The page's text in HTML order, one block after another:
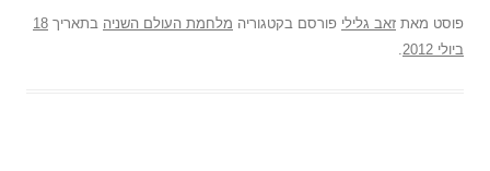
פוסטמאתזאב גליליפורסם בקטגוריהמלחמת העולם השניהבתאריך18
ביולי 2012
.